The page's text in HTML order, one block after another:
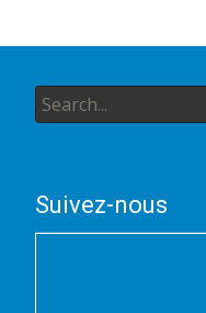
Search
for:
Suivez-nous